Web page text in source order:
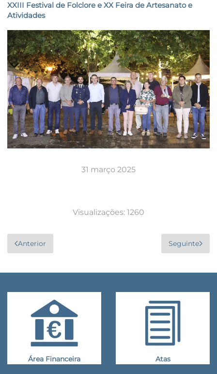
XXIII Festival de Folclore e XX Feira de Artesanato e
Atividades
31 março 2025
Visualizações: 1260
Anterior Seguinte
Área Financeira Atas